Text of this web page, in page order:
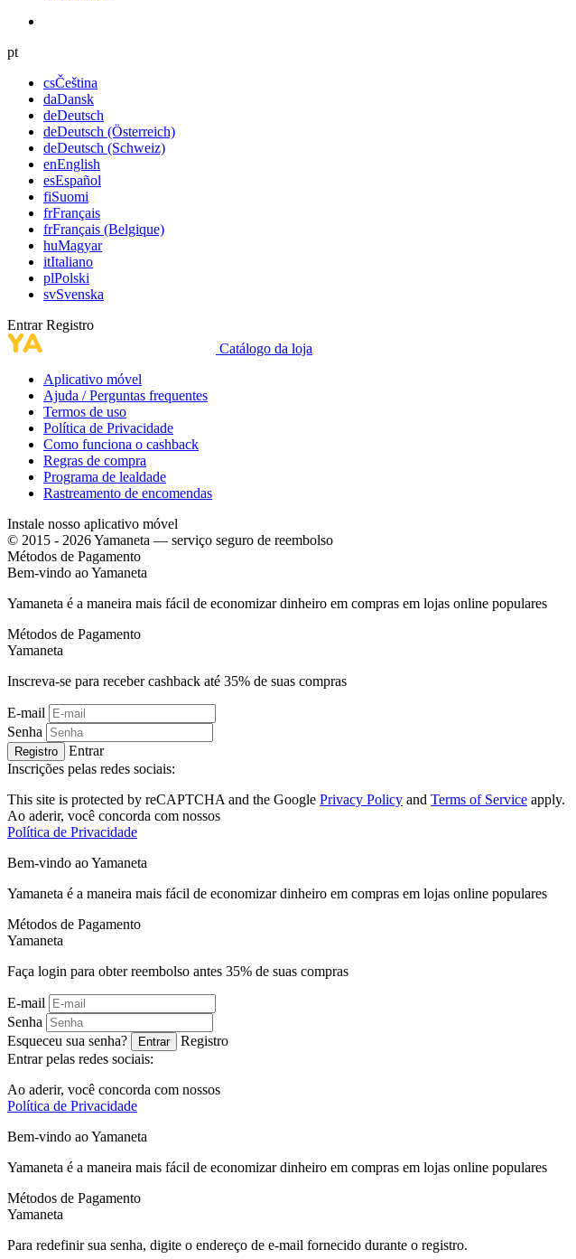
pt
csČeština
daDansk
deDeutsch
deDeutsch (Österreich)
deDeutsch (Schweiz)
enEnglish
esEspañol
fiSuomi
frFrançais
frFrançais (Belgique)
huMagyar
itItaliano
plPolski
svSvenska
Entrar Registro
Catálogo da loja
Aplicativo móvel
Ajuda / Perguntas frequentes
Termos de uso
Política de Privacidade
Como funciona o cashback
Regras de compra
Programa de lealdade
Rastreamento de encomendas
Instale nosso aplicativo móvel
© 2015 - 2026 Yamaneta — serviço seguro de reembolso
Métodos de Pagamento
Bem-vindo aoYamaneta
Yamaneta é a maneira mais fácil de economizar dinheiro em compras em lojas online populares
Métodos de Pagamento
Yamaneta
Inscreva-se para receber cashback até 35% de suas compras
E-mail
Senha
Registro
Entrar
Inscrições pelas redes sociais:
This site is protected by reCAPTCHA and the Google Privacy Policy and Terms of Service apply.
Ao aderir, você concorda com nossos
Política de Privacidade
Bem-vindo aoYamaneta
Yamaneta é a maneira mais fácil de economizar dinheiro em compras em lojas online populares
Métodos de Pagamento
Yamaneta
Faça login para obter reembolso antes 35% de suas compras
E-mail
Senha
Esqueceu sua senha?
Entrar
Registro
Entrar pelas redes sociais:
Ao aderir, você concorda com nossos
Política de Privacidade
Bem-vindo aoYamaneta
Yamaneta é a maneira mais fácil de economizar dinheiro em compras em lojas online populares
Métodos de Pagamento
Yamaneta
Para redefinir sua senha, digite o endereço de e-mail fornecido durante o registro.